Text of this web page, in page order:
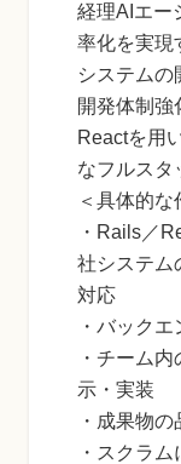
経理AIエー
率化を実現
システムの
開発体制
Reactを用
なフルスタ
＜具体的な
・Rails／
社システム
対応
・バック
・チーム
示・実装
・成果物
・スクラ